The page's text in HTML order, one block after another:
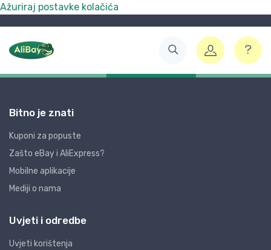
Ažuriraj postavke kolačića
Bitno je znati
Kuponi za popuste
Zašto eBay i AliExpress?
Mobilne aplikacije
Mediji o nama
Uvjeti i odredbe
Uvjeti korištenja